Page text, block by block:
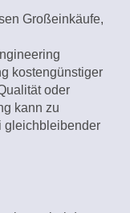
Großeinkäufe,
kostengünstiger
oder
kann zu
gleichbleibender